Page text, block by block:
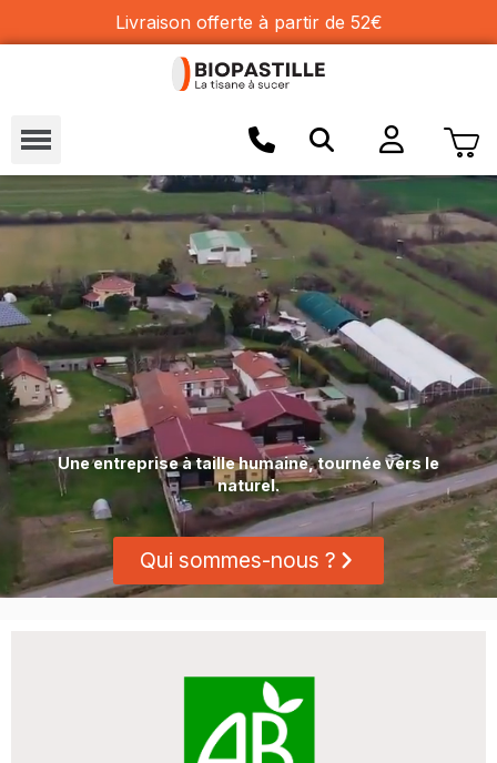
Livraison offerte à partir de 52€
Une entreprise à taille humaine, tournée vers le
naturel.
Qui sommes-nous ?